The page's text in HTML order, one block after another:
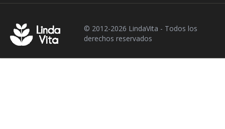
© 2012-2026 LindaVita - Todos los
derechos reservados